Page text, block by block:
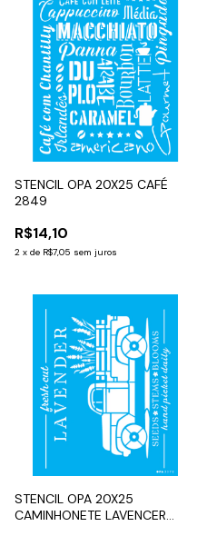
STENCIL OPA 20X25 CAFÉ
2849
R$14,10
2 x de R$7,05 sem juros
STENCIL OPA 20X25
CAMINHONETE LAVENCER